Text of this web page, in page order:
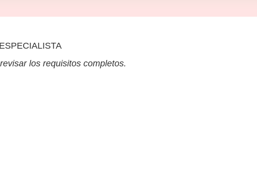
ESPECIALISTA
los requisitos completos.